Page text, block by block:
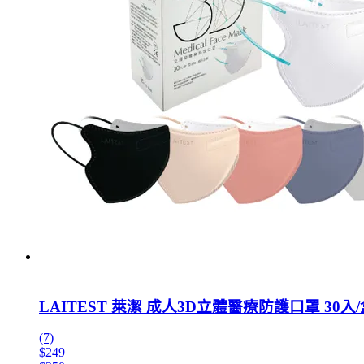
LAITEST 萊潔 成人3D立體醫療防護口罩 30入/
(7)
$249